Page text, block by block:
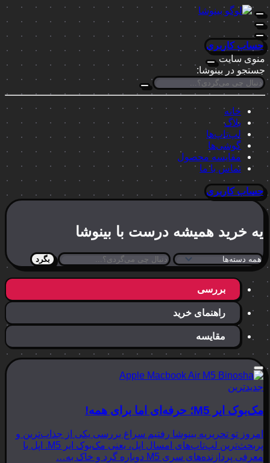
حساب کاربری
منوی سایت
جستجو در بینوشا:
خانه
بلاگ
لپ‌تاپ‌ها
گوشی‌ها
مقایسه محصول
تماس با ما
حساب کاربری
یه خرید همیشه درست با بینوشا
بگرد
بررسی
راهنمای خرید
مقایسه
جدیدترین
مک‌بوک ایر M5؛ حرفه‌ای اما برای همه!
امروز تو تحریریه بینوشا رفتیم سراغ بررسی یکی از جذاب‌ترین و
پربحث‌ترین لپ‌تاپ‌های امسال اپل، یعنی مک‌بوک ایر M5. اپل با
معرفی پردازنده‌های سری M5 دوباره گرد و خاک به…